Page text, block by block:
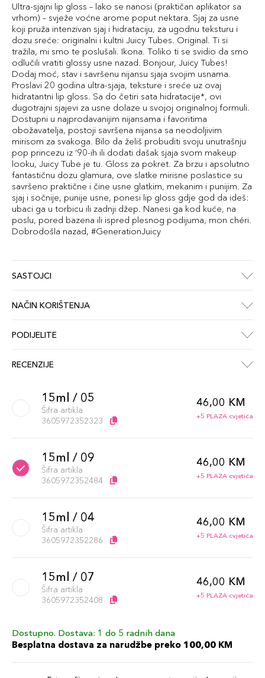
Ultra-sjajni lip gloss – lako se nanosi (praktičan aplikator sa
vrhom) – svježe voćne arome poput nektara. Sjaj za usne
koji pruža intenzivan sjaj i hidrataciju, za ugodnu teksturu i
dozu sreće: originalni i kultni Juicy Tubes. Original. Ti si
tražila, mi smo te poslušali. Ikona. Toliko ti se svidio da smo
odlučili vratiti glossy usne nazad. Bonjour, Juicy Tubes!
Dodaj moć, stav i savršenu nijansu sjaja svojim usnama.
Proslavi 20 godina ultra-sjaja, teksture i sreće uz ovaj
hidratantni lip gloss. Sa do četiri sata hidratacije*, ovi
dugotrajni sjajevi za usne dolaze u svojoj originalnoj formuli.
Dostupni u najprodavanijim nijansama i favoritima
obožavatelja, postoji savršena nijansa sa neodoljivim
mirisom za svakoga. Bilo da želiš probuditi svoju unutrašnju
pop princezu iz ’90-ih ili dodati dašak sjaja svom makeup
looku, Juicy Tube je tu. Gloss za pokret. Za brzu i apsolutno
fantastičnu dozu glamura, ove slatke mirisne poslastice su
savršeno praktične i čine usne glatkim, mekanim i punijim. Za
sjaj i sočnije, punije usne, ponesi lip gloss gdje god da ideš:
ubaci ga u torbicu ili zadnji džep. Nanesi ga kod kuće, na
poslu, pored bazena ili ispred plesnog podijuma, mon chéri.
Dobrodošla nazad, #GenerationJuicy
SASTOJCI
NAČIN KORIŠTENJA
PODIJELITE
RECENZIJE
15ml / 05
Šifra artikla
3605972352323
46,00 KM
+5 PLAZA cvjetića
15ml / 09
Šifra artikla
3605972352484
46,00 KM
+5 PLAZA cvjetića
15ml / 04
Šifra artikla
3605972352286
46,00 KM
+5 PLAZA cvjetića
15ml / 07
Šifra artikla
3605972352408
46,00 KM
+5 PLAZA cvjetića
15ml / 01
Šifra artikla
46,00 KM
Dostupno. Dostava: 1 do 5 radnih dana
Besplatna dostava za narudžbe preko 100,00 KM